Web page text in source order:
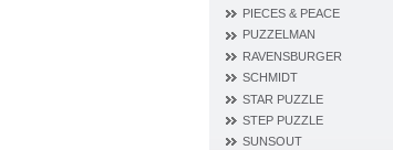
PIECES & PEACE
PUZZELMAN
RAVENSBURGER
SCHMIDT
STAR PUZZLE
STEP PUZZLE
SUNSOUT